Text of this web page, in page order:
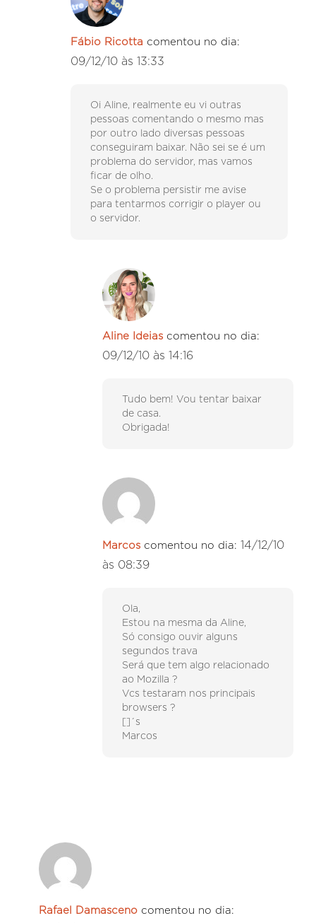
Fábio Ricotta comentou no dia:
09/12/10 às 13:33
Oi Aline, realmente eu vi outras
pessoas comentando o mesmo mas
por outro lado diversas pessoas
conseguiram baixar. Não sei se é um
problema do servidor, mas vamos
ficar de olho.
Se o problema persistir me avise
para tentarmos corrigir o player ou
o servidor.
Aline Ideias comentou no dia:
09/12/10 às 14:16
Tudo bem! Vou tentar baixar
de casa.
Obrigada!
Marcos comentou no dia: 14/12/10
às 08:39
Ola,
Estou na mesma da Aline,
Só consigo ouvir alguns
segundos trava
Será que tem algo relacionado
ao Mozilla ?
Vcs testaram nos principais
browsers ?
[]´s
Marcos
Rafael Damasceno comentou no dia: